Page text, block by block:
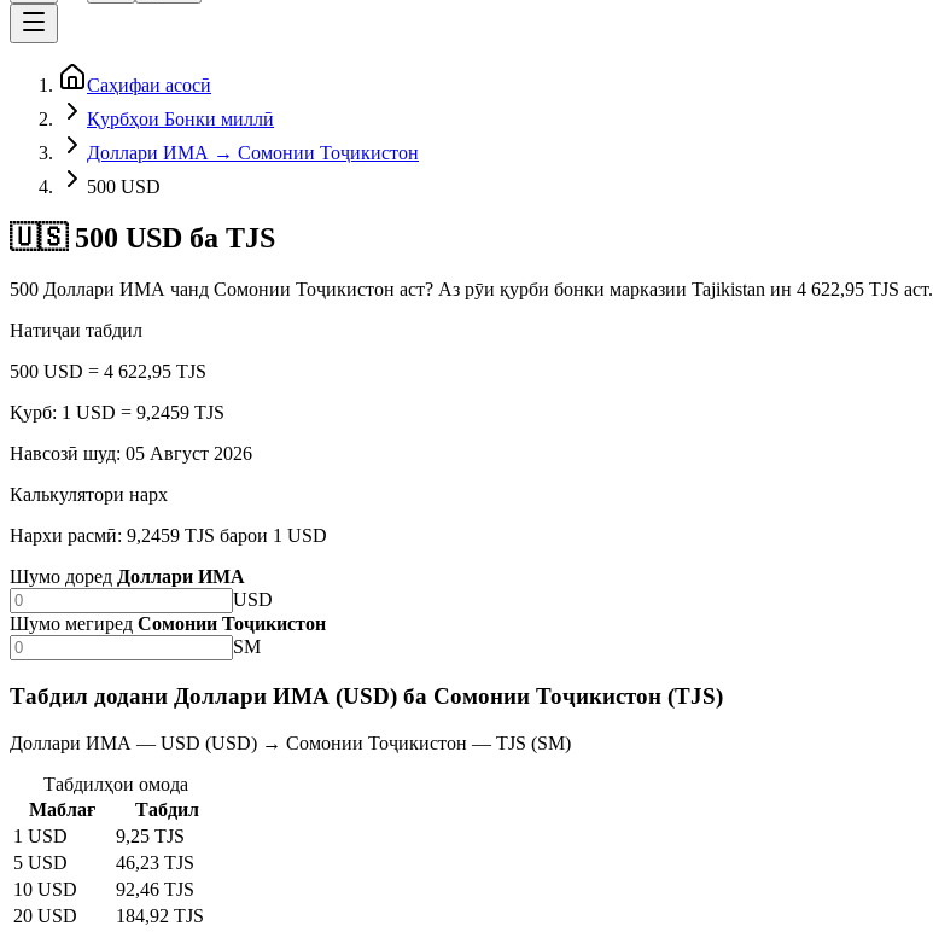
Саҳифаи асосӣ
Қурбҳои Бонки миллӣ
Доллари ИМА → Сомонии Тоҷикистон
500 USD
🇺🇸 500 USD ба TJS
500 Доллари ИМА чанд Сомонии Тоҷикистон аст? Аз рӯи қурби бонки марказии Tajikistan ин 4 622,95 TJS аст.
Натиҷаи табдил
500 USD = 4 622,95 TJS
Қурб: 1 USD = 9,2459 TJS
Навсозӣ шуд: 05 Август 2026
Калькулятори нарх
Нархи расмӣ: 9,2459 TJS барои 1 USD
Шумо доред Доллари ИМА
USD
Шумо мегиред Сомонии Тоҷикистон
SM
Табдил додани Доллари ИМА (USD) ба Сомонии Тоҷикистон (TJS)
Доллари ИМА — USD (USD) → Сомонии Тоҷикистон — TJS (SM)
Табдилҳои омода
Маблағ
Табдил
1 USD
9,25 TJS
5 USD
46,23 TJS
10 USD
92,46 TJS
20 USD
184,92 TJS